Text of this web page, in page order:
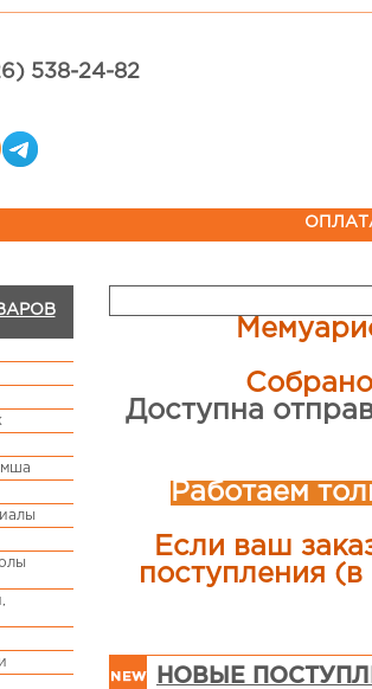
538-24-82
Доступна
Работаем
Если ваш
поступления (в
НОВЫЕ